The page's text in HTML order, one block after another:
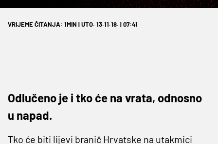
VRIJEME ČITANJA: 1MIN | UTO. 13.11.18. | 07:41
Odlučeno je i tko će na vrata, odnosno
u napad.
Tko će biti lijevi branič Hrvatske na utakmici